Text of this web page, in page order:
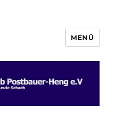
Heng e.V.
MENÜ